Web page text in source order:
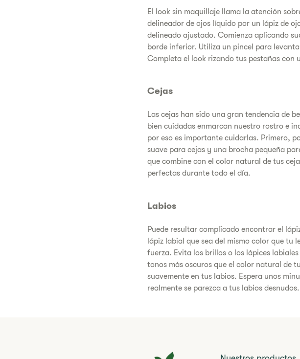
El look sin maquillaje llama la atención
delineador de ojos líquido por un lápiz de
delineado ajustado. Comienza aplicando
borde inferior. Utiliza un pincel para
Completa el look rizando tus pestañas con
Cejas
Las cejas han sido una gran tendencia de
bien cuidadas enmarcan nuestro rostro e
por eso es importante cuidarlas. Primero,
suave para cejas y una brocha pequeña
que combine con el color natural de tus
perfectas durante todo el día.
Labios
Puede resultar complicado encontrar el
lápiz labial que sea del mismo color que tu
fuerza. Evita los brillos o los lápices
tonos más oscuros que el color natural de
suavemente en tus labios. Espera unos
realmente se parezca a tus labios desnudos.